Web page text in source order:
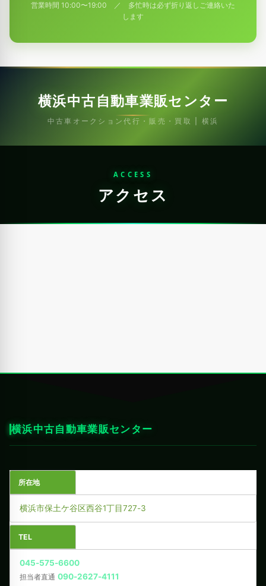
営業時間 10:00〜19:00 ／ 多忙時は必ず折り返しご連絡いた
します
横浜中古自動車業販センター
中古車オークション代行・販売・買取 | 横浜
ACCESS
アクセス
横浜中古自動車業販センター
所在地
横浜市保土ケ谷区西谷1丁目727-3
TEL
045-575-6600
担当者直通 090-2627-4111